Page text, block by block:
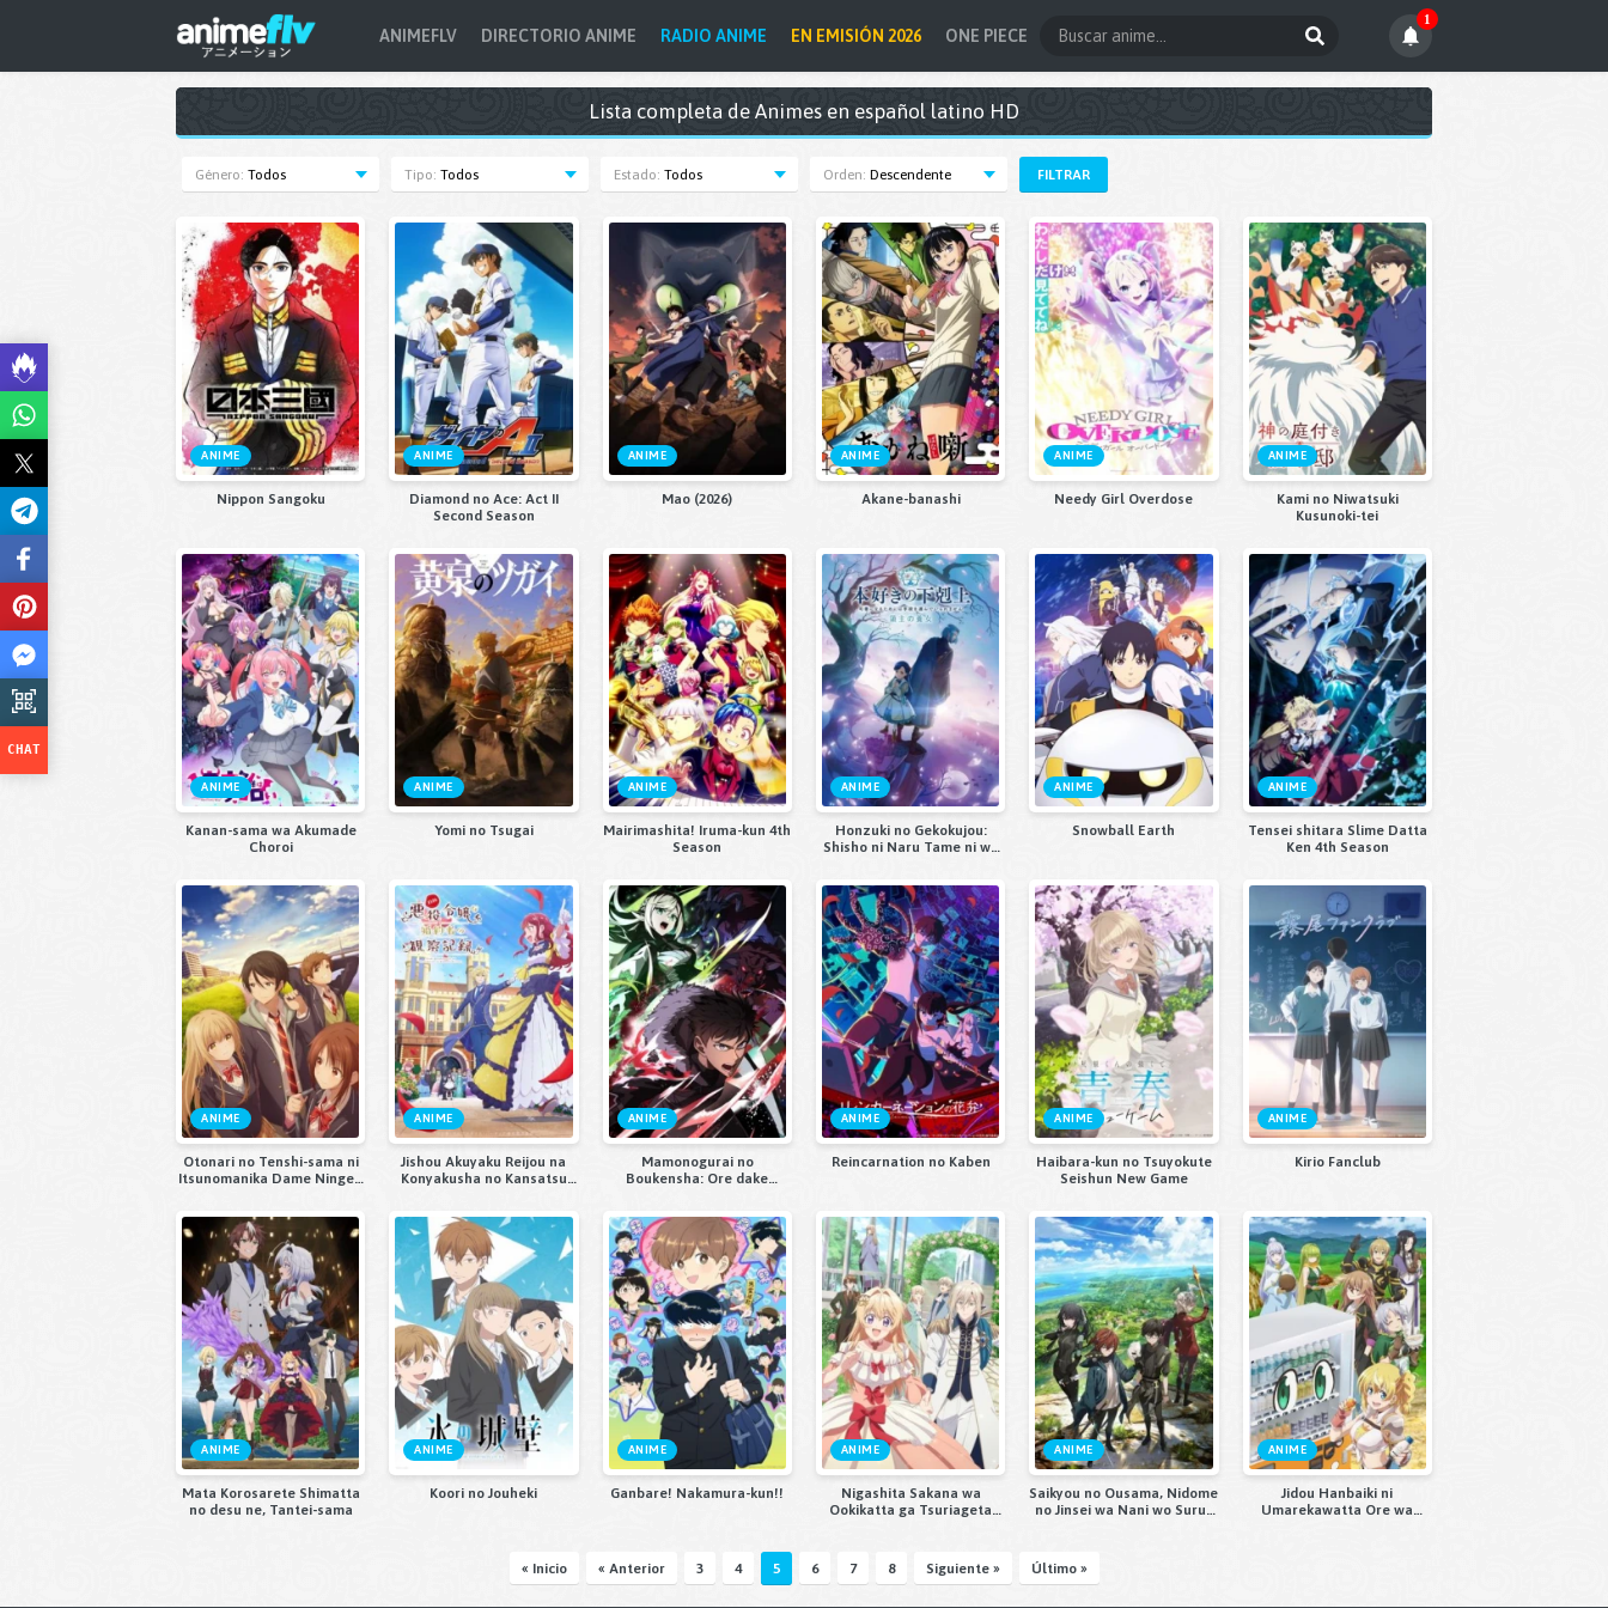
ANIMEFLV DIRECTORIO ANIME RADIO ANIME EN EMISIÓN 2026 ONE PIECE
1
Lista completa de Animes en español latino HD
Género: Todos Tipo: Todos Estado: Todos Orden: Descendente FILTRAR
ANIME
Nippon Sangoku
ANIME
Diamond no Ace: Act II
Second Season
ANIME
Mao (2026)
ANIME
Akane-banashi
ANIME
Needy Girl Overdose
ANIME
Kami no Niwatsuki
Kusunoki-tei
ANIME
Kanan-sama wa Akumade
Choroi
ANIME
Yomi no Tsugai
ANIME
Mairimashita! Iruma-kun 4th
Season
ANIME
Honzuki no Gekokujou:
Shisho ni Naru Tame ni wa
Season
ANIME
Snowball Earth
ANIME
Tensei shitara Slime Datta
Ken 4th Season
ANIME
Otonari no Tenshi-sama ni
Itsunomanika Dame Ningen
ANIME
Jishou Akuyaku Reijou na
Konyakusha no Kansatsu
ANIME
Mamonogurai no
Boukensha: Ore dake
ANIME
Reincarnation no Kaben
ANIME
Haibara-kun no Tsuyokute
Seishun New Game
ANIME
Kirio Fanclub
ANIME
Mata Korosarete Shimatta
no desu ne, Tantei-sama
ANIME
Koori no Jouheki
ANIME
Ganbare! Nakamura-kun!!
ANIME
Nigashita Sakana wa
Ookikatta ga Tsuriageta
ANIME
Saikyou no Ousama, Nidome
no Jinsei wa Nani wo Suru?
ANIME
Jidou Hanbaiki ni
Umarekawatta Ore wa
« Inicio
« Anterior 3 4 5 6 7 8 Siguiente » Último »